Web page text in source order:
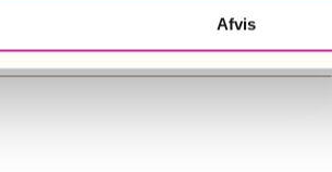
Afvis